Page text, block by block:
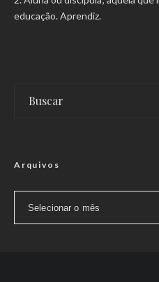
educação. Aprendiz.
Arquivos